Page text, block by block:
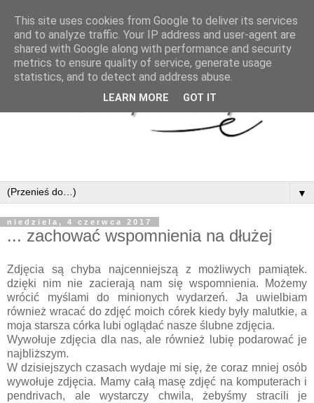
▼
niedziela, 4 czerwca 2017
... zachować wspomnienia na dłużej
Zdjęcia są chyba najcenniejszą z możliwych pamiątek.
dzięki nim nie zacierają nam się wspomnienia. Możemy
wrócić myślami do minionych wydarzeń. Ja uwielbiam
również wracać do zdjęć moich córek kiedy były malutkie, a
moja starsza córka lubi oglądać nasze ślubne zdjęcia.
Wywołuje zdjęcia dla nas, ale również lubię podarować je
najbliższym.
W dzisiejszych czasach wydaje mi się, że coraz mniej osób
wywołuje zdjęcia. Mamy całą masę zdjęć na komputerach i
pendrivach, ale wystarczy chwila, żebyśmy stracili je
This site uses cookies from Google to deliver its services
and to analyze traffic. Your IP address and user-agent are
shared with Google along with performance and security
metrics to ensure quality of service, generate usage
statistics, and to detect and address abuse.
LEARN MORE GOT IT